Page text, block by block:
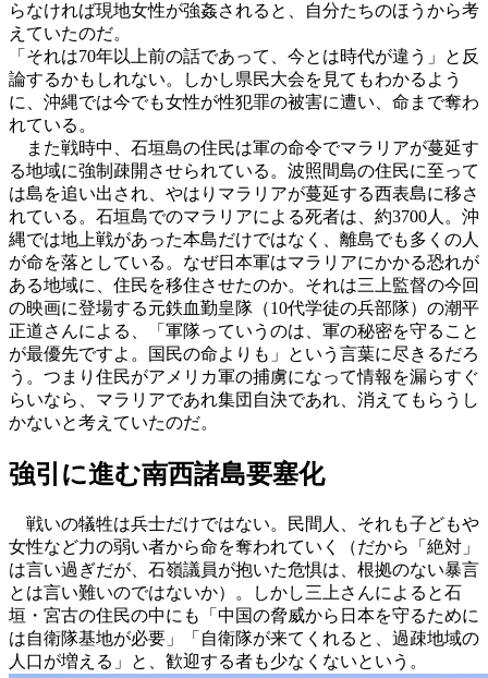
らなければ現地女性が強姦されると、自分たちのほうから考
えていたのだ。
「それは70年以上前の話であって、今とは時代が違う」と反
論するかもしれない。しかし県民大会を見てもわかるよう
に、沖縄では今でも女性が性犯罪の被害に遭い、命まで奪わ
れている。
また戦時中、石垣島の住民は軍の命令でマラリアが蔓延す
る地域に強制疎開させられている。波照間島の住民に至って
は島を追い出され、やはりマラリアが蔓延する西表島に移さ
れている。石垣島でのマラリアによる死者は、約3700人。沖
縄では地上戦があった本島だけではなく、離島でも多くの人
が命を落としている。なぜ日本軍はマラリアにかかる恐れが
ある地域に、住民を移住させたのか。それは三上監督の今回
の映画に登場する元鉄血勤皇隊（10代学徒の兵部隊）の潮平
正道さんによる、「軍隊っていうのは、軍の秘密を守ること
が最優先ですよ。国民の命よりも」という言葉に尽きるだろ
う。つまり住民がアメリカ軍の捕虜になって情報を漏らすぐ
らいなら、マラリアであれ集団自決であれ、消えてもらうし
かないと考えていたのだ。
強引に進む南西諸島要塞化
戦いの犠牲は兵士だけではない。民間人、それも子どもや
女性など力の弱い者から命を奪われていく（だから「絶対」
は言い過ぎだが、石嶺議員が抱いた危惧は、根拠のない暴言
とは言い難いのではないか）。しかし三上さんによると石
垣・宮古の住民の中にも「中国の脅威から日本を守るために
は自衛隊基地が必要」「自衛隊が来てくれると、過疎地域の
人口が増える」と、歓迎する者も少なくないという。